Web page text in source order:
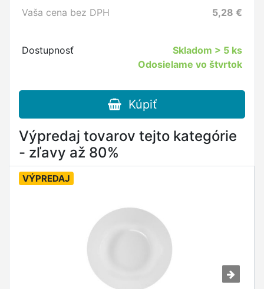
Vaša cena bez DPH
5,28 €
Dostupnosť Skladom > 5 ks
Odosielame vo štvrtok
Kúpiť
Výpredaj tovarov tejto kategórie
- zľavy až 80%
VÝPREDAJ